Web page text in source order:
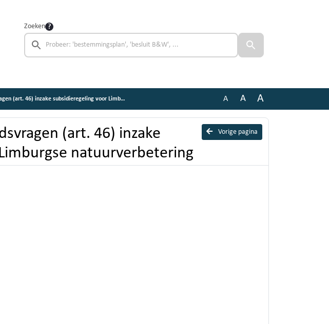
Zoeken
46) inzake subsidieregeling voor Limburgse natuurverbetering A A A
Vorige pagina
(art. 46) inzake
natuurverbetering